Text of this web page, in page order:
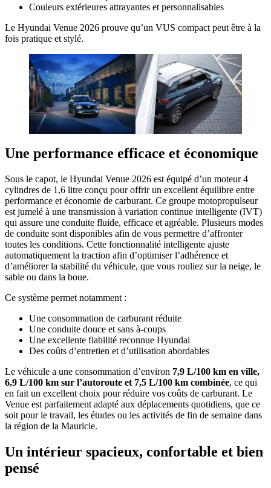
Couleurs extérieures attrayantes et personnalisables
Le Hyundai Venue 2026 prouve qu’un VUS compact peut être à la
fois pratique et stylé.
Une performance efficace et économique
Sous le capot, le Hyundai Venue 2026 est équipé d’un moteur 4
cylindres de 1,6 litre conçu pour offrir un excellent équilibre entre
performance et économie de carburant. Ce groupe motopropulseur
est jumelé à une transmission à variation continue intelligente (IVT)
qui assure une conduite fluide, efficace et agréable. Plusieurs modes
de conduite sont disponibles afin de vous permettre d’affronter
toutes les conditions. Cette fonctionnalité intelligente ajuste
automatiquement la traction afin d’optimiser l’adhérence et
d’améliorer la stabilité du véhicule, que vous rouliez sur la neige, le
sable ou dans la boue.
Ce système permet notamment :
Une consommation de carburant réduite
Une conduite douce et sans à-coups
Une excellente fiabilité reconnue Hyundai
Des coûts d’entretien et d’utilisation abordables
Le véhicule a une consommation d’environ 7,9 L/100 km en ville,
6,9 L/100 km sur l’autoroute et 7,5 L/100 km combinée, ce qui
en fait un excellent choix pour réduire vos coûts de carburant. Le
Venue est parfaitement adapté aux déplacements quotidiens, que ce
soit pour le travail, les études ou les activités de fin de semaine dans
la région de la Mauricie.
Un intérieur spacieux, confortable et bien
pensé